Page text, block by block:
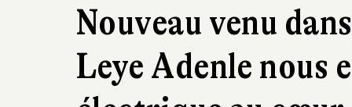
Nouveau venu
Leye Adenle nous